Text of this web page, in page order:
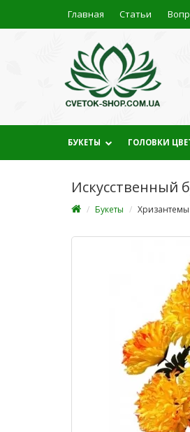
Главная Статьи
БУКЕТЫ ГОЛОВКИ
Искусственный
Букеты Хризантемы